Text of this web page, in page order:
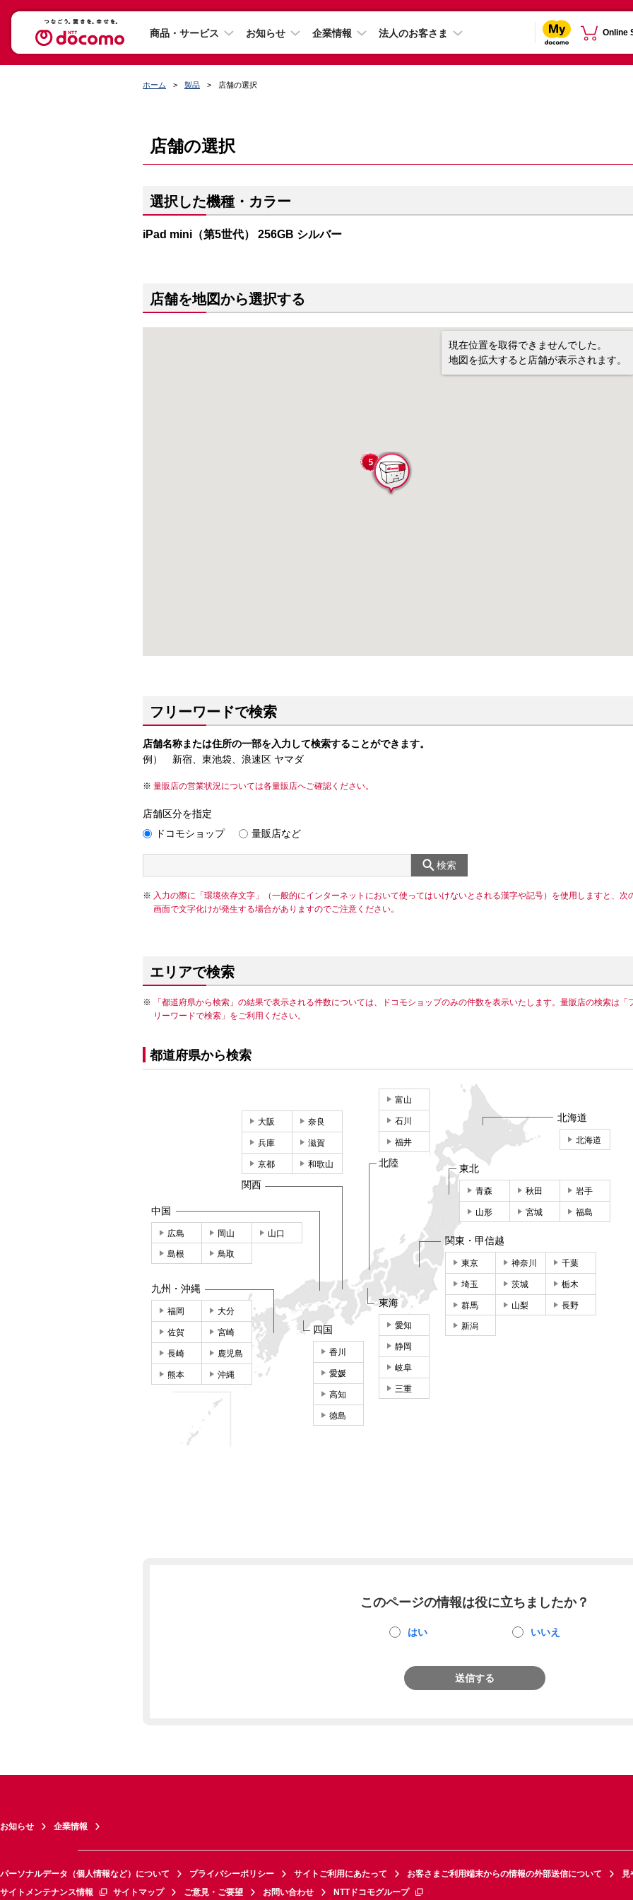
商品・サービス お知らせ 企業情報 法人のお客さま Online
ホーム 製品 店舗の選択
店舗の選択
選択した機種・カラー
iPad mini（第5世代） 256GB シルバー
店舗を地図から選択する
現在位置を取得できませんでした。
地図を拡大すると店舗が表示されます。
フリーワードで検索
店舗名称または住所の一部を入力して検索することができます。
例） 新宿、東池袋、浪速区 ヤマダ
量販店の営業状況については各量販店へご確認ください。
店舗区分を指定
ドコモショップ
量販店など
検索
入力の際に「環境依存文字」（一般的にインターネットにおいて使ってはいけないとされる漢字や記号）を使用しますと、次
画面で文字化けが発生する場合がありますのでご注意ください。
エリアで検索
「都道府県から検索」の結果で表示される件数については、ドコモショップのみの件数を表示いたします。量販店の検索は「
リーワードで検索」をご利用ください。
都道府県から検索
北海道
北海道
東北
青森 秋田 岩手
山形 宮城 福島
関東・甲信越
東京 神奈川 千葉
埼玉 茨城 栃木
群馬 山梨 長野
新潟
東海
愛知
静岡
岐阜
三重
富山
石川
福井
北陸
大阪 奈良
兵庫 滋賀
京都 和歌山
関西
中国
広島 岡山 山口
島根 鳥取
四国
香川
愛媛
高知
徳島
九州・沖縄
福岡 大分
佐賀 宮崎
長崎 鹿児島
熊本 沖縄
このページの情報は役に立ちましたか？
はい いいえ
送信する
お知らせ 企業情報
パーソナルデータ（個人情報など）について プライバシーポリシー サイトご利用にあたって お客さまご利用端末からの情報の外部送信について
見
サイトメンテナンス情報
サイトマップ ご意見・ご要望 お問い合わせ NTTドコモグループ